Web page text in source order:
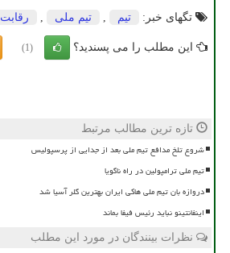
تگهای خبر:
تیم تیم ملی رقابت
این مطلب را می پسندید؟ (1)
تازه ترین مطالب مرتبط
شروع تلخ مدافع تیم ملی بعد از جدایی از پرسپولیس
تیم ملی ترامپولین در راه ناگویا
دروازه بان تیم ملی هاکی ایران بهترین گلر آسیا شد
اینفانتینو نباید رئیس فیفا بماند
نظرات بینندگان در مورد این مطلب